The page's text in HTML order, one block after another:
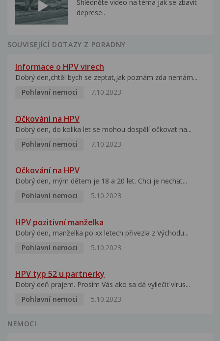
Shlédněte video na téma jak se zbavit
deprese..
SOUVISEJÍCÍ DOTAZY Z PORADNY
Informace o HPV virech
Dobrý den,chtěl bych se zeptat,jak poznám zda nemám...
Pohlavní nemoci
7.10.2023
Očkování na HPV
Dobrý den, do kolika let se mohou dospělí očkovat na...
Pohlavní nemoci
7.10.2023
Očkování na HPV
Dobrý den, mým dětem je 18 a 20 let. Chci je nechat...
Pohlavní nemoci
5.10.2023
HPV pozitivní manželka
Dobrý den, manželka po xx letech přivezla z Východu...
Pohlavní nemoci
5.10.2023
HPV typ 52 u partnerky
Dobrý deň prajem. Prosím Vás ako sa dá vyliečiť vírus...
Pohlavní nemoci
5.10.2023
NEMOCI